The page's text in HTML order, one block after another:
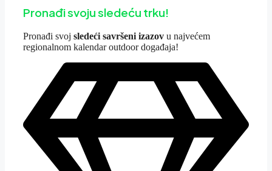
Pronađi svoju sledeću trku!
Pronađi svoj sledeći savršeni izazov u najvećem
regionalnom kalendar outdoor događaja!